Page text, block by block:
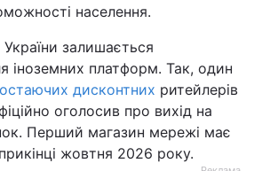
населення.
залишається
іноземних платформ. Так, один
дисконтних ритейлерів
оголосив про вихід на
Перший магазин мережі має
жовтня 2026 року.